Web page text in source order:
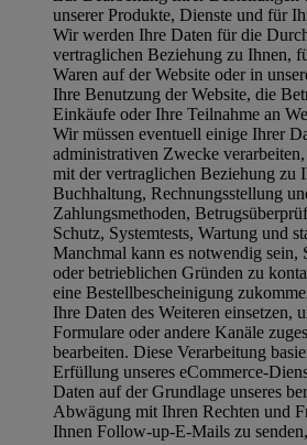
unserer Produkte, Dienste und für
Wir werden Ihre Daten für die
vertraglichen Beziehung zu Ihnen,
Waren auf der Website oder in
Ihre Benutzung der Website, die
Einkäufe oder Ihre Teilnahme an
Wir müssen eventuell einige Ihrer
administrativen Zwecke
mit der vertraglichen Beziehung zu
Buchhaltung, Rechnungsstellung
Zahlungsmethoden,
Schutz, Systemtests, Wartung und
Manchmal kann es notwendig sein,
oder betrieblichen Gründen zu
eine Bestellbescheinigung
Ihre Daten des Weiteren einsetzen,
Formulare oder andere Kanäle
bearbeiten. Diese Verarbeitung
Erfüllung unseres eCommerce-
Daten auf der Grundlage unseres
Abwägung mit Ihren Rechten und
Ihnen Follow-up-E-Mails zu